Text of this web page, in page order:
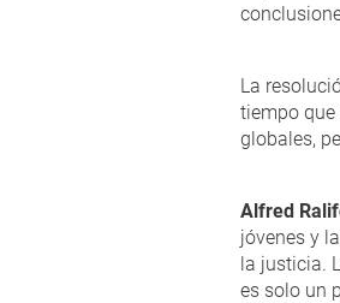
La
tiempo
globales,
Alfred
jóvenes y
la justicia.
es solo un